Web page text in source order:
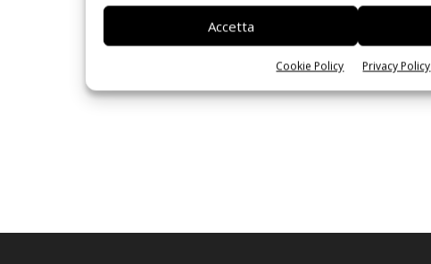
Accetta
Cookie Policy Privacy Policy